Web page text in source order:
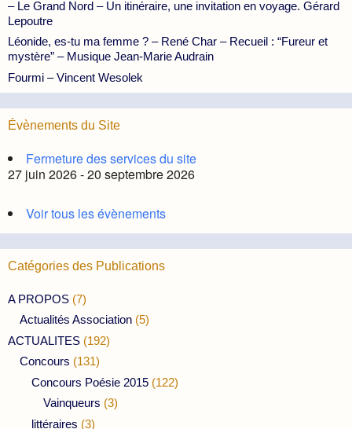
– Le Grand Nord – Un itinéraire, une invitation en voyage. Gérard
Lepoutre
Léonide, es-tu ma femme ? – René Char – Recueil : “Fureur et
mystère” – Musique Jean-Marie Audrain
Fourmi – Vincent Wesolek
Évènements du Site
Fermeture des services du site
27 juin 2026 - 20 septembre 2026
Voir tous les évènements
Catégories des Publications
A PROPOS (7)
Actualités Association (5)
ACTUALITES (192)
Concours (131)
Concours Poésie 2015 (122)
Vainqueurs (3)
littéraires (3)